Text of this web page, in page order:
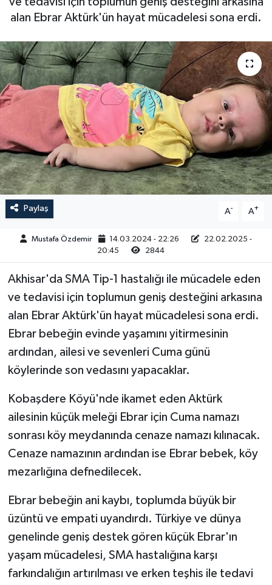
alan Ebrar Aktürk'ün hayat mücadelesi sona erdi.
Paylaş A- A+
Mustafa Özdemir 14.03.2024 - 22:26
22.02.2025 -
20:45
2844
Akhisar'da SMA Tip-1 hastalığı ile mücadele eden
ve tedavisi için toplumun geniş desteğini arkasına
alan Ebrar Aktürk'ün hayat mücadelesi sona erdi.
Ebrar bebeğin evinde yaşamını yitirmesinin
ardından, ailesi ve sevenleri Cuma günü
köylerinde son vedasını yapacaklar.
Kobaşdere Köyü'nde ikamet eden Aktürk
ailesinin küçük meleği Ebrar için Cuma namazı
sonrası köy meydanında cenaze namazı kılınacak.
Cenaze namazının ardından ise Ebrar bebek, köy
mezarlığına defnedilecek.
Ebrar bebeğin ani kaybı, toplumda büyük bir
üzüntü ve empati uyandırdı. Türkiye ve dünya
genelinde geniş destek gören küçük Ebrar'ın
yaşam mücadelesi, SMA hastalığına karşı
farkındalığın artırılması ve erken teşhis ile tedavi
Magazin
Duyurular
Kadın
Teknoloji
Yerel Haber
Akhisar Emlak
Ülke
Etiketler
Duyurular
Tarım-Gıda
Sektörel
Röportaj
Dünya
Yaşam
Kadın
Teknoloji
Akhisar Emlak
Ülke